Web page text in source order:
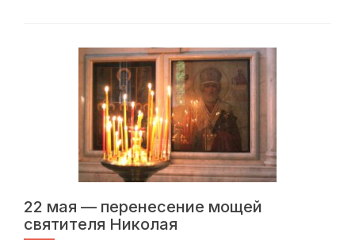
22 мая — перенесение мощей
святителя Николая